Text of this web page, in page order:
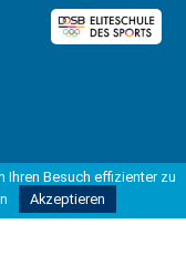
Ihren Besuch effizienter zu
Akzeptieren